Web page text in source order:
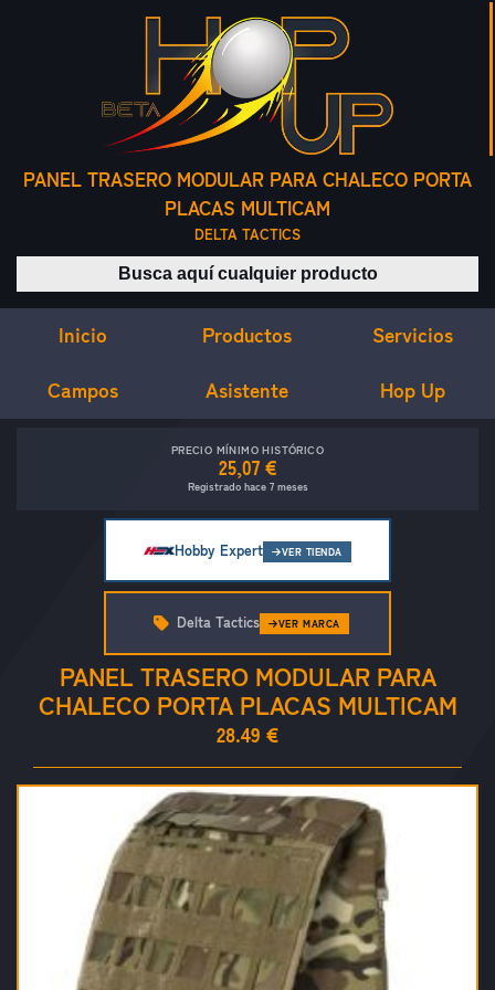
PANEL TRASERO MODULAR PARA CHALECO PORTA
PLACAS MULTICAM
DELTA TACTICS
Buscar productos
Inicio Productos Servicios
Campos Asistente Hop Up
PRECIO MÍNIMO HISTÓRICO
25,07 €
Registrado hace 7 meses
Hobby Expert VER TIENDA
PANEL TRASERO MODULAR PARA
CHALECO PORTA PLACAS MULTICAM
28.49 €
Delta Tactics VER MARCA